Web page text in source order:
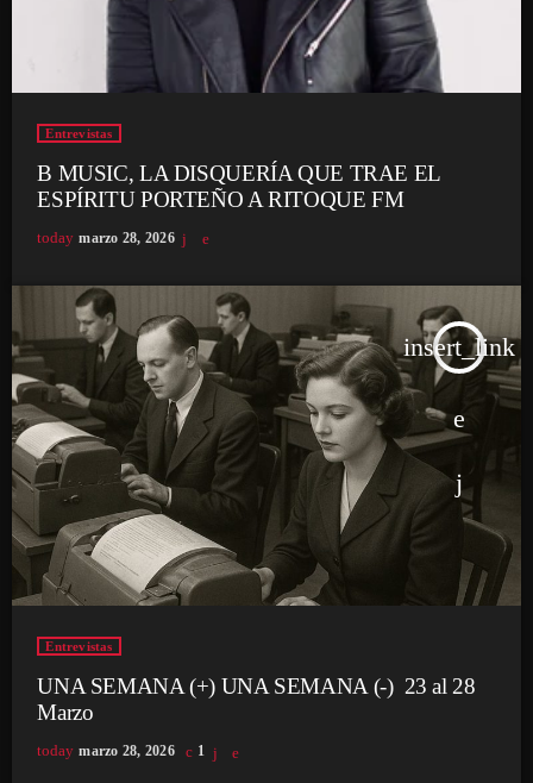
Entrevistas
B MUSIC, LA DISQUERÍA QUE TRAE EL
ESPÍRITU PORTEÑO A RITOQUE FM
today marzo 28, 2026
insert_link
Entrevistas
UNA SEMANA (+) UNA SEMANA (-) 23 al 28
Marzo
today marzo 28, 2026 1